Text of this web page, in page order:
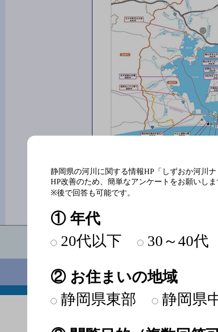
静岡県の河川に関する情報HP「しずおか河川
HP改善のため、簡単なアンケートをお願いしま
※後で回答も可能です。
① 年代
20代以下 30～40代
② お住まいの地域
静岡県東部 静岡県
図1-11 都田川
系河川整備計画
静岡県
〒420-
このサイトについて
著作権・免責事項
Copyright